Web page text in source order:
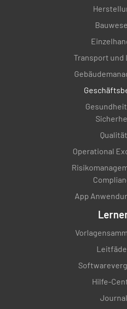
K.A.
War das durchgeführte
NEIN K.A.
Lösung ist korrekt
K.A.
Probenvorbereitung
Methodenanweisung.
oder ein Fehler gefunden
K.A.
Transport und
Qualität
Operational
App
Hilfe-
Journal